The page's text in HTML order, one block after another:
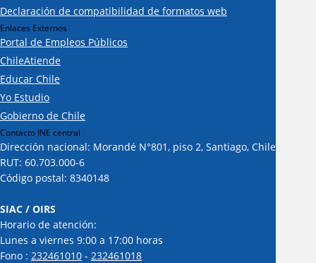
Declaración de compatibilidad de formatos web
Enlaces Externos
Portal de Empleos Públicos
ChileAtiende
Educar Chile
Yo Estudio
Gobierno de Chile
Contacto INE central
Dirección nacional: Morandé N°801, piso 2, Santiago, Chile
RUT: 60.703.000-6
Código postal: 8340148
SIAC / OIRS
Horario de atención:
Lunes a viernes 9:00 a 17:00 horas
Fono : 232461010 - 232461018